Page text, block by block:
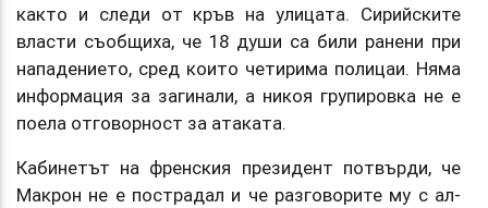
както и следи от кръв на улицата. Сирийските
власти съобщиха, че 18 души са били ранени при
нападението, сред които четирима полицаи. Няма
информация за загинали, а никоя групировка не е
поела отговорност за атаката.
Кабинетът на френския президент потвърди, че
Макрон не е пострадал и че разговорите му с ал-